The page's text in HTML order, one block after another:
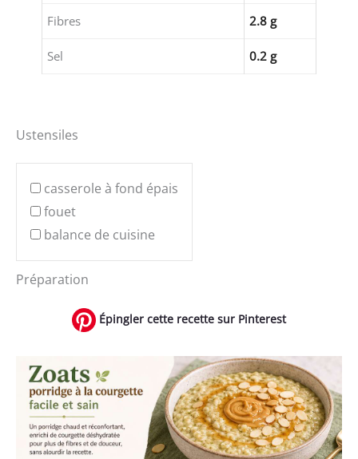
Fibres 2.8 g
Sel 0.2 g
Ustensiles
casserole à fond épais
fouet
balance de cuisine
Préparation
Épingler cette recette sur Pinterest